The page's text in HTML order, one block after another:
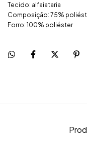
Tecido: alfaiataria
Composição: 75%
Forro: 100% poliéster